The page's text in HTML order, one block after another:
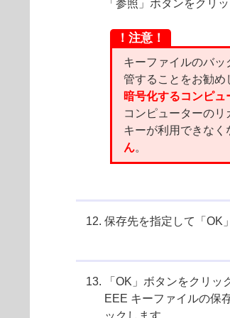
「参照」ボタンをクリ
！注意！
キーファイルのバ
管することをお勧め
暗号化するコンピ
コンピューターの
キーが利用できなく
ん。
保存先を指定して「OK
「OK」ボタンをクリッ
EEE キーファイルの保
ックします。